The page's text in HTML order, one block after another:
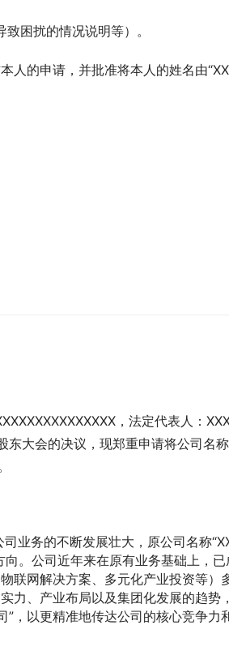
困扰的情况说明等）。
人的申请，并批准将本人的姓名由
，法定代表人：
东大会的决议，现郑重申请将公司名
业务的不断发展壮大，原公司名称
。公司近年来在原有业务基础上，已
联网解决方案、多元化产业投资等）
力、产业布局以及集团化发展的趋势
”，以更精准地传达公司的核心竞争力